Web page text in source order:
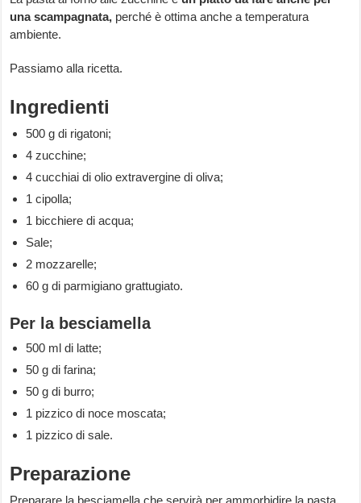
una scampagnata, perché è ottima anche a temperatura
ambiente.
Passiamo alla ricetta.
Ingredienti
500 g di rigatoni;
4 zucchine;
4 cucchiai di olio extravergine di oliva;
1 cipolla;
1 bicchiere di acqua;
Sale;
2 mozzarelle;
60 g di parmigiano grattugiato.
Per la besciamella
500 ml di latte;
50 g di farina;
50 g di burro;
1 pizzico di noce moscata;
1 pizzico di sale.
Preparazione